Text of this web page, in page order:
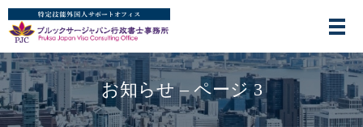
お知らせ – ページ 3